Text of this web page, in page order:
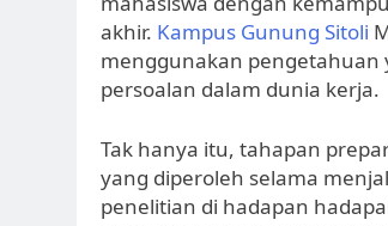
akhir. Kampus Gunung Sitoli
menggunakan pengetahuan
persoalan dalam dunia kerja.
Tak hanya itu, tahapan
yang diperoleh selama
penelitian di hadapan